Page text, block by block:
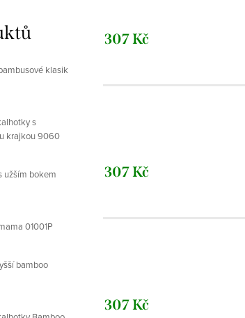
klasik
s
krajkou 9060
užším bokem
01001P
bamboo
307 Kč
307 Kč
307 Kč